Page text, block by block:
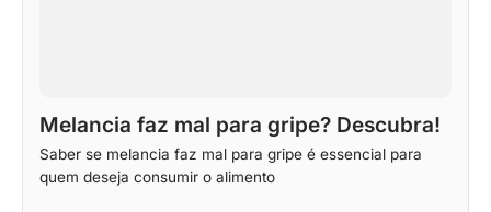
Melancia faz mal para gripe? Descubra!
Saber se melancia faz mal para gripe é essencial para
quem deseja consumir o alimento